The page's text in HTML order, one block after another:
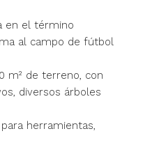
en el término
al campo de fútbol
m² de terreno, con
diversos árboles
herramientas,